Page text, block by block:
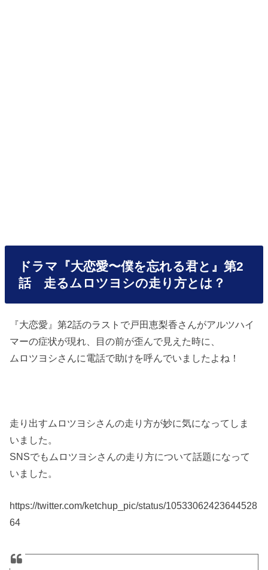
ドラマ『大恋愛〜僕を忘れる君と』第2
話 走るムロツヨシの走り方とは？
『大恋愛』第2話のラストで戸田恵梨香さんがアルツハイ
マーの症状が現れ、目の前が歪んで見えた時に、
ムロツヨシさんに電話で助けを呼んでいましたよね！
走り出すムロツヨシさんの走り方が妙に気になってしま
いました。
SNSでもムロツヨシさんの走り方について話題になって
いました。
https://twitter.com/ketchup_pic/status/10533062423644528
64